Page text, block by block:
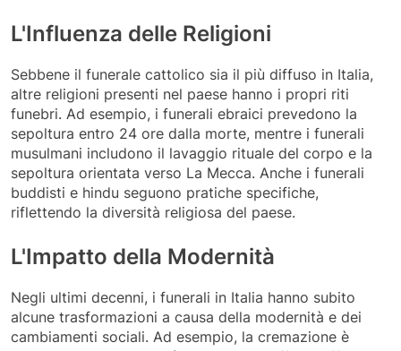
L'Influenza delle Religioni
Sebbene il funerale cattolico sia il più diffuso in Italia,
altre religioni presenti nel paese hanno i propri riti
funebri. Ad esempio, i funerali ebraici prevedono la
sepoltura entro 24 ore dalla morte, mentre i funerali
musulmani includono il lavaggio rituale del corpo e la
sepoltura orientata verso La Mecca. Anche i funerali
buddisti e hindu seguono pratiche specifiche,
riflettendo la diversità religiosa del paese.
L'Impatto della Modernità
Negli ultimi decenni, i funerali in Italia hanno subito
alcune trasformazioni a causa della modernità e dei
cambiamenti sociali. Ad esempio, la cremazione è